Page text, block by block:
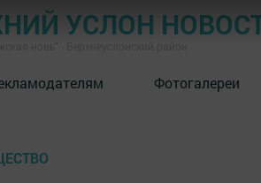
УСЛОН
Фотогалереи